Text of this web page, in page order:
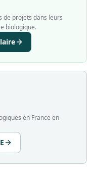
de projets dans leurs
biologique.
en France en